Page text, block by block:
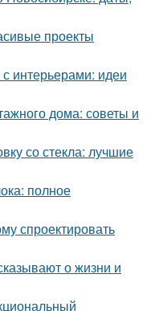
проекты
интерьерами: идеи
дома: советы и
со стекла: лучшие
полное
спроектировать
о жизни и